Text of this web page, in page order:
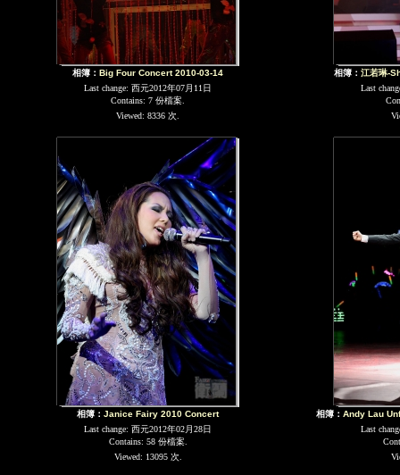
相簿： Big Four Concert 2010-03-14
Last change: 西元2012年07月11日
Contains: 7 份檔案.
Viewed: 8336 次.
相簿： 江若琳-
Last
相簿： Janice Fairy 2010 Concert
Last change: 西元2012年02月28日
Contains: 58 份檔案.
Viewed: 13095 次.
相簿： Andy Lau
Last